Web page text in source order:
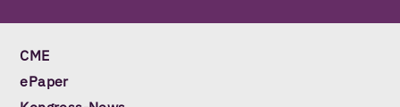
CME
ePaper